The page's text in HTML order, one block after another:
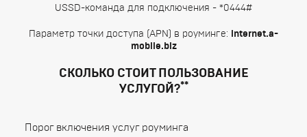
USSD-команда для подключения - *0444#
Параметр точки доступа (APN) в роуминге:
internet.a-
mobile.biz
СКОЛЬКО СТОИТ ПОЛЬЗОВАНИЕ
УСЛУГОЙ?**
Порог включения услуг роуминга